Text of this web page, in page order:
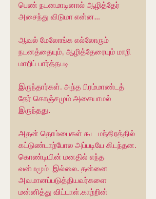
பெண் நடனமாடினால் ஆழித்தேர்
அசைந்து விடுமா என்ன...
ஆவல் மேலோங்க எல்லோரும்
நடனத்தையும், ஆழித்தேரையும் மாறி
மாறிப் பார்த்தபடி
இருந்தார்கள். அந்த பிரம்மாண்டத்
தேர் கொஞ்சமும் அசையாமல்
இருந்தது.
அதன் தொம்பைகள் கூட மந்திரத்தில்
கட்டுண்டாற்போல அப்படியே கிடந்தன.
கொண்டியின் மனதில் எந்த
வன்மமும்  இல்லை. தன்னை
அவமானப்படுத்தியவர்களை
மன்னித்து விட்டாள்.காற்றின்